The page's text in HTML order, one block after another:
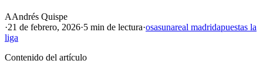
AAndrés Quispe
·21 de febrero, 2026·5 min de lectura·osasunareal madridapuestas la
liga
Contenido del artículo